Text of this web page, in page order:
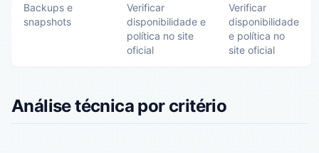
Backups e
snapshots
Verificar
disponibilidade e
política no site
oficial
Verificar
disponibilidade
e política no
site oficial
Análise técnica por critério